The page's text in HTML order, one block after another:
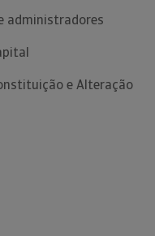
administradores
e Alteração